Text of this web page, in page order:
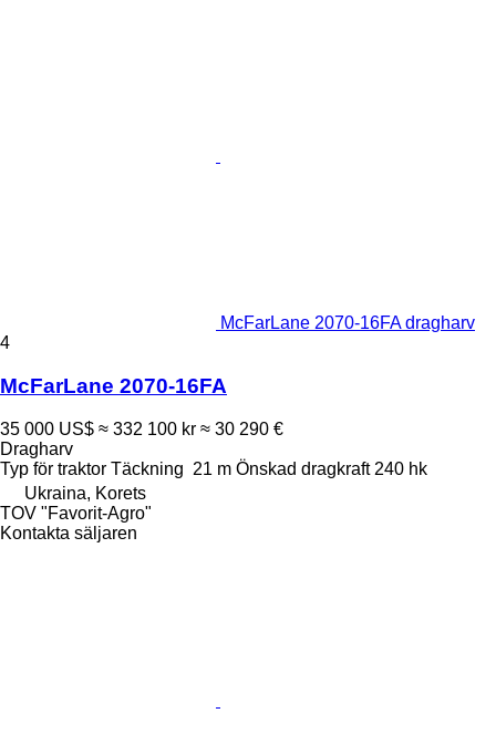
McFarLane 2070-16FA dragharv
4
McFarLane 2070-16FA
35 000 US$ ≈ 332 100 kr ≈ 30 290 €
Dragharv
Typ för traktor Täckning 21 m Önskad dragkraft 240 hk
Ukraina, Korets
TOV "Favorit-Agro"
Kontakta säljaren